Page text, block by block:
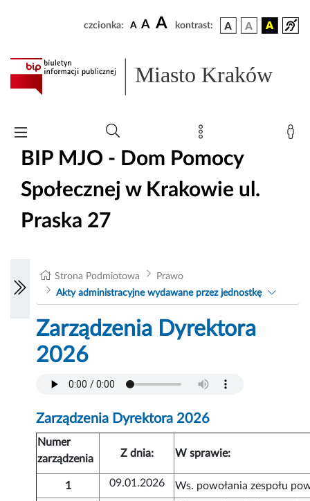
czcionka: A A A kontrast:
Miasto Kraków
BIP MJO - Dom Pomocy
Społecznej w Krakowie ul.
Praska 27
Strona Podmiotowa
Prawo
Akty administracyjne wydawane przez jednostkę
Zarządzenia Dyrektora
2026
Zarządzenia Dyrektora 2026
Numer
zarządzenia
Z dnia: W sprawie:
1 09.01.2026 Ws. powołania zespołu